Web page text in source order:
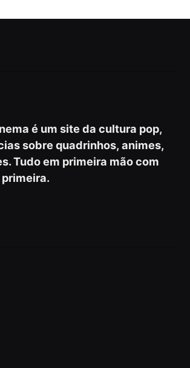
é um site da cultura pop,
sobre quadrinhos, animes,
Tudo em primeira mão com